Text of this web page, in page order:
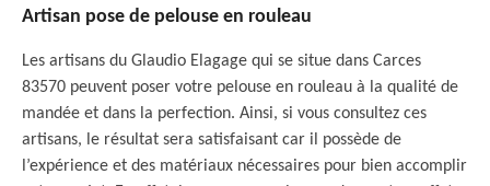
Artisan pose de pelouse en rouleau
Les artisans du Glaudio Elagage qui se situe dans Carces
83570 peuvent poser votre pelouse en rouleau à la qualité de
mandée et dans la perfection. Ainsi, si vous consultez ces
artisans, le résultat sera satisfaisant car il possède de
l’expérience et des matériaux nécessaires pour bien accomplir